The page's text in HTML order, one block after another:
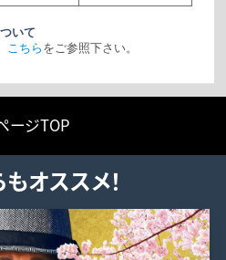
いて
こちら をご参照下さい。
↑
ージTOP
もオススメ！